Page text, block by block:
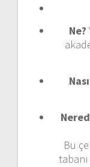
Ne?
Bu